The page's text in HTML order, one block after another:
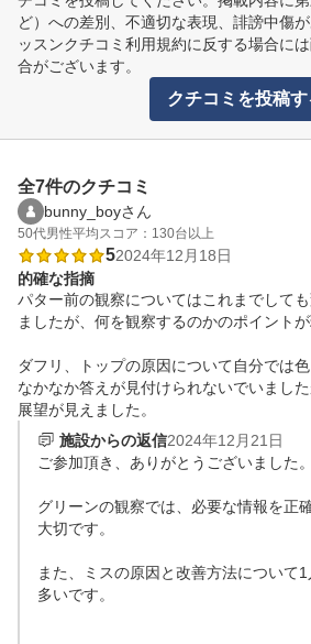
ど）への差別、不適切な表現、誹謗中傷
ッスンクチコミ利用規約に反する場合に
合がございます。
クチコミを投稿す
全7件のクチコミ
bunny_boyさん
50代男性平均スコア：130台以上
52024年12月18日
的確な指摘
パター前の観察についてはこれまでして
ましたが、何を観察するのかのポイントが
ダフリ、トップの原因について自分では
なかなか答えが見付けられないでいまし
展望が見えました。
施設からの返信2024年12月21日
ご参加頂き、ありがとうございました。
グリーンの観察では、必要な情報を正
大切です。
また、ミスの原因と改善方法について
多いです。